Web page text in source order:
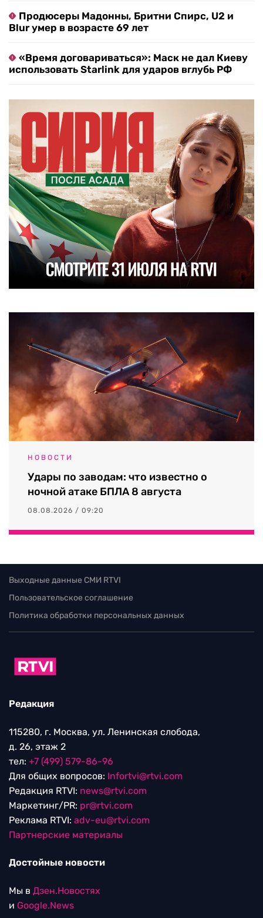
Продюсеры Мадонны, Бритни Спирс, U2 и
Blur умер в возрасте 69 лет
«Время договариваться»: Маск не дал Киеву
использовать Starlink для ударов вглубь РФ
НОВОСТИ
Удары по заводам: что известно о
ночной атаке БПЛА 8 августа
08.08.2026 / 09:20
Выходные данные СМИ RTVI
Пользовательское соглашение
Политика обработки персональных данных
Редакция
115280, г. Москва, ул. Ленинская слобода,
д. 26, этаж 2
тел: +7 (499) 579-86-96
Для общих вопросов: Infortvi@rtvi.com
Редакция RTVI: news@rtvi.com
Маркетинг/PR: pr@rtvi.com
Реклама RTVI: adv-eu@rtvi.com
Партнерские материалы
Достойные новости
Мы в Дзен.Новостях
и Google.News